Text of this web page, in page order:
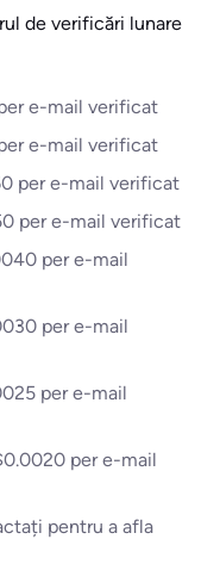
de verificări lunare
e-mail verificat
e-mail verificat
per e-mail verificat
per e-mail verificat
per e-mail
per e-mail
per e-mail
per e-mail
pentru a afla